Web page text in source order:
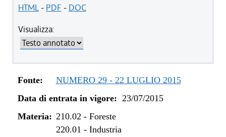
HTML- PDF - DOC
Visualizza:
Fonte:
NUMERO 29 - 22 LUGLIO 2015
Data di entrata in vigore: 23/07/2015
Materia: 210.02 - Foreste
220.01 - Industria